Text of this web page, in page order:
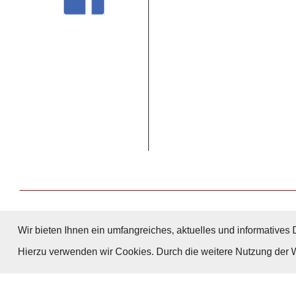
Wir bieten Ihnen ein umfangreiches, aktuelles und
Hierzu verwenden wir Cookies. Durch die weitere Nutzung der